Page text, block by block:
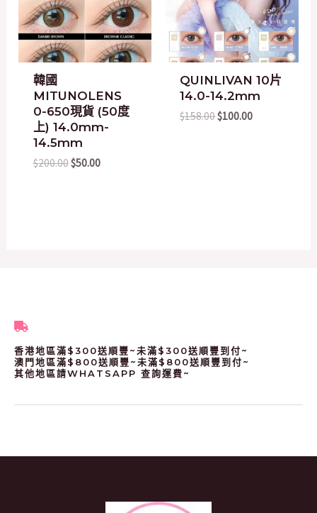
韓國
MITUNOLENS
0-650現貨 (50度
上) 14.0mm-
14.5mm
$200.00$50.00
QUINLIVAN 10片
14.0-14.2mm
$158.00$100.00
香港地區滿$300送順豐~未滿$300送順豐到付~
澳門地區滿$800送順豐~未滿$800送順豐到付~
其他地區請WHATSAPP 查詢運費~